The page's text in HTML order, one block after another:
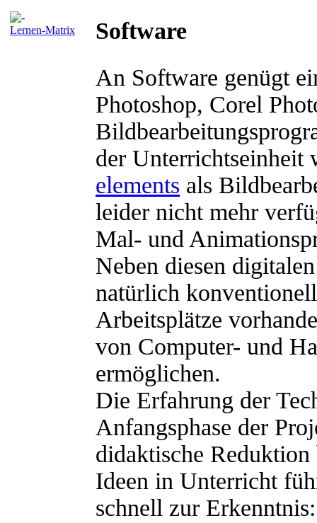
Lernen-Matrix
Software
An Software genügt
Photoshop, Corel
der
elements als
leider nicht mehr
Mal- und
Neben diesen
natürlich
Arbeitsplätze
von Computer- und
ermöglichen.
Die Erfahrung der
Anfangsphase der
didaktische
Ideen in Unterricht
schnell zur